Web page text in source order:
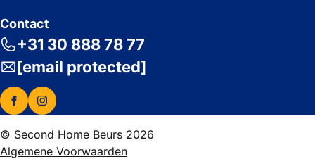
Contact
+31 30 888 78 77
[email protected]
© Second Home Beurs 2026
Algemene Voorwaarden